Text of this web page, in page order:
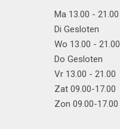
Ma 13.00 - 21.00
Di Gesloten
Wo 13.00 - 21.00
Do Gesloten
Vr 13.00 - 21.00
Zat 09.00-17.00
Zon 09.00-17.00